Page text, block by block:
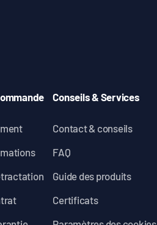
Conseils & Services
Contact & conseils
FAQ
Guide des produits
Certificats